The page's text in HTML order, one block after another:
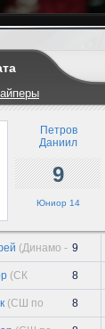
Петров
Даниил
9
Юниор 14
(Динамо - 9
(СК
8
(СШ по
8